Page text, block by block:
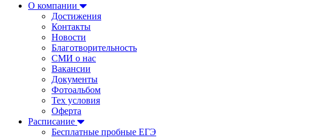
О компании
Достижения
Контакты
Новости
Благотворительность
СМИ о нас
Вакансии
Документы
Фотоальбом
Тех условия
Оферта
Расписание
Бесплатные пробные ЕГЭ